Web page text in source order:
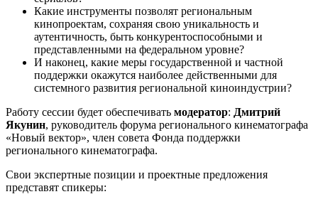
Какие инструменты позволят региональным
кинопроектам, сохраняя свою уникальность и
аутентичность, быть конкурентоспособными и
представленными на федеральном уровне?
И наконец, какие меры государственной и частной
поддержки окажутся наиболее действенными для
системного развития региональной киноиндустрии?
Работу сессии будет обеспечивать модератор: Дмитрий
Якунин, руководитель форума регионального кинематографа
«Новый вектор», член совета Фонда поддержки
регионального кинематографа.
Свои экспертные позиции и проектные предложения
представят спикеры: